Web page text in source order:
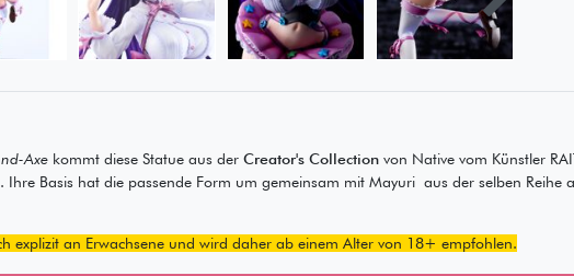
Axekommt diese Statue aus der Creator's Collectionvon Native vom Künstler
Ihre Basis hat die passende Form um gemeinsam mit Mayuri aus der selben
explizit an Erwachsene und wird daher ab einem Alter von 18+ empfohlen.